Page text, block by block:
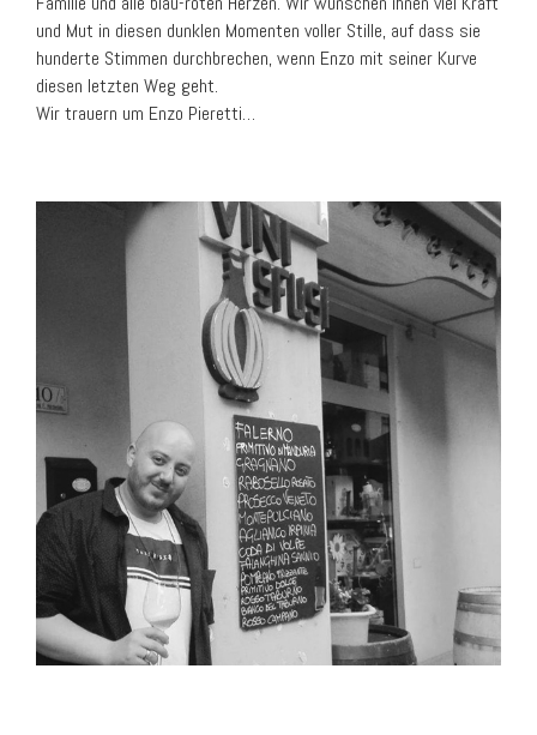
und Mut in diesen dunklen Momenten voller Stille, auf dass sie
hunderte Stimmen durchbrechen, wenn Enzo mit seiner Kurve
diesen letzten Weg geht.
Wir trauern um Enzo Pieretti…